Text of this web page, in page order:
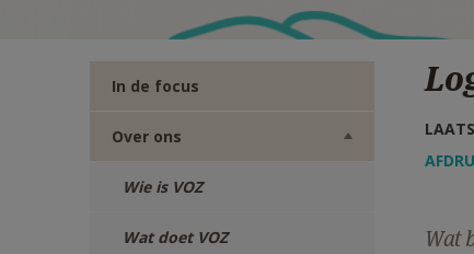
In de focus
Over ons
Wie is VOZ
Wat doet VOZ Wat